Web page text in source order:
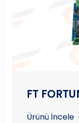
FT
Ürünü İncele